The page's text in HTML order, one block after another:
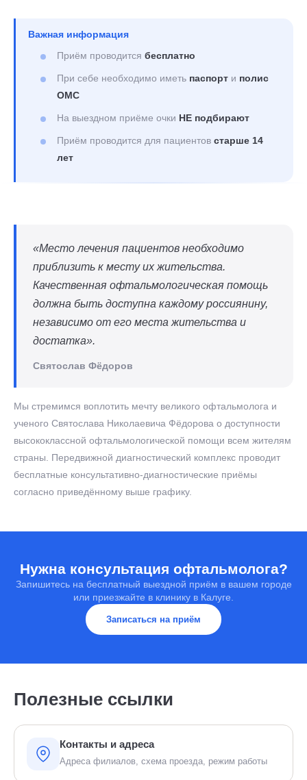
Важная информация
Приём проводится бесплатно
При себе необходимо иметь паспорт и полис
ОМС
На выездном приёме очки НЕ подбирают
Приём проводится для пациентов старше 14
лет
«Место лечения пациентов необходимо
приблизить к месту их жительства.
Качественная офтальмологическая помощь
должна быть доступна каждому россиянину,
независимо от его места жительства и
достатка».
Святослав Фёдоров
Мы стремимся воплотить мечту великого офтальмолога и
ученого Святослава Николаевича Фёдорова о доступности
высококлассной офтальмологической помощи всем жителям
страны. Передвижной диагностический комплекс проводит
бесплатные консультативно-диагностические приёмы
согласно приведённому выше графику.
Нужна консультация офтальмолога?
Запишитесь на бесплатный выездной приём в вашем городе
или приезжайте в клинику в Калуге.
Записаться на приём
Полезные ссылки
Контакты и адреса
Адреса филиалов, схема проезда, режим работы